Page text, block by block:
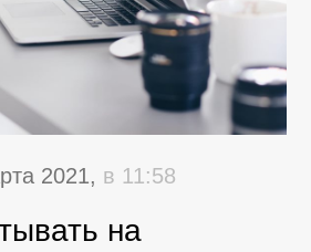
2021, в 11:58
на